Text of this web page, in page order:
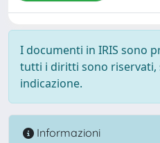
I documenti in IRIS sono
tutti i diritti sono riservati,
indicazione.
Informazioni